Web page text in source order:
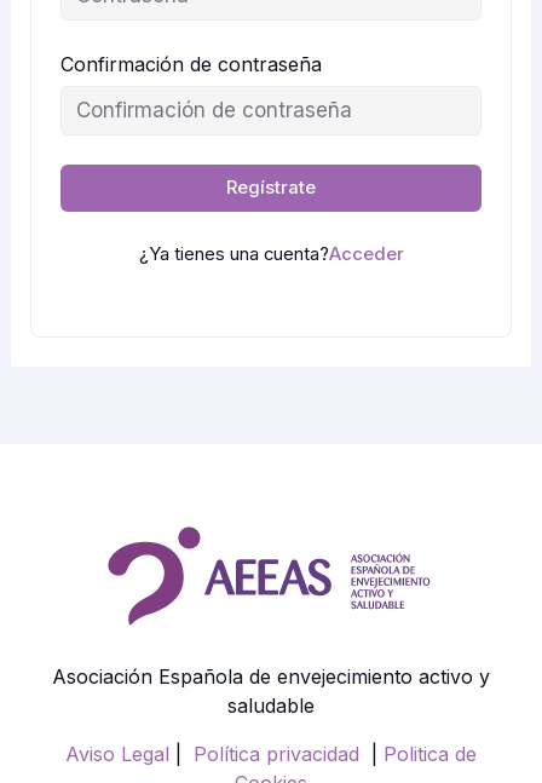
Confirmación de contraseña
Regístrate
¿Ya tienes una cuenta?Acceder
Asociación Española de envejecimiento activo y
saludable
Aviso Legal
Política privacidad
Politica de